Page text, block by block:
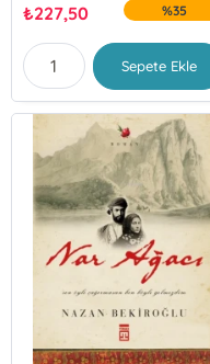
₺227,50 %35
Sepete Ekle